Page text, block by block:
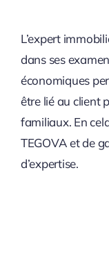
L’expert
dans ses
économiques
être lié au client
familiaux. En
TEGOVA et de
d’expertise.